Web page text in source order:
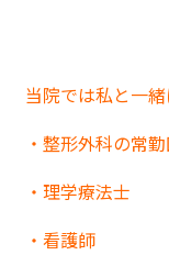
当院では私と一
・整形外科の常
・理学療法士
・看護師